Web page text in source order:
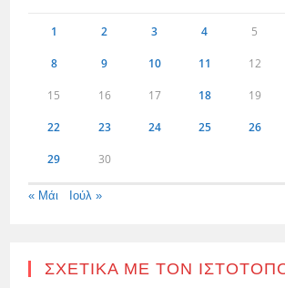
1 2 3 4 5
8 9 10 11 12
15 16 17 18 19
22 23 24 25 26
29 30
« Μάι Ιούλ »
ΣΧΕΤΙΚΆ ΜΕ ΤΟΝ